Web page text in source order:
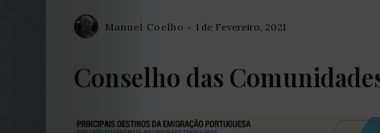
Manuel Coelho 1 de Fevereiro, 2021
Conselho das